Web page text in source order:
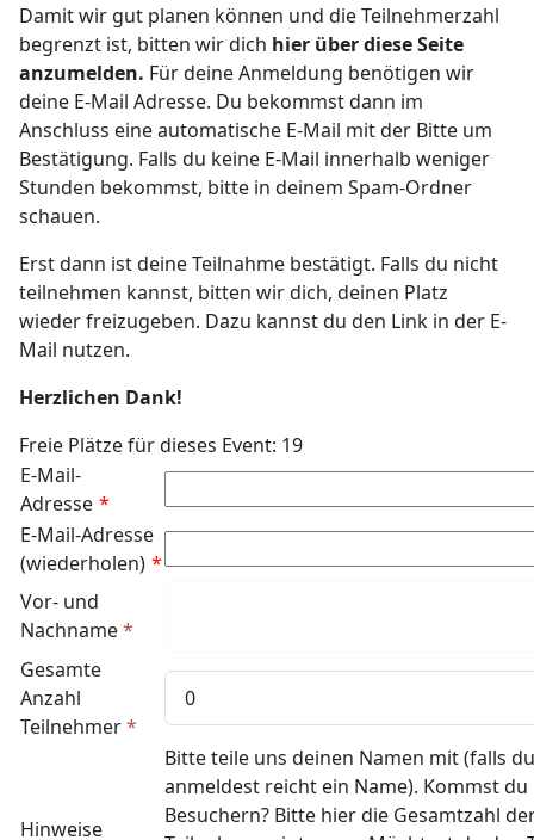
Damit wir gut planen können und die Teilnehmerzahl
begrenzt ist, bitten wir dich hier über diese Seite
anzumelden. Für deine Anmeldung benötigen wir
deine E-Mail Adresse. Du bekommst dann im
Anschluss eine automatische E-Mail mit der Bitte um
Bestätigung. Falls du keine E-Mail innerhalb weniger
Stunden bekommst, bitte in deinem Spam-Ordner
schauen.
Erst dann ist deine Teilnahme bestätigt. Falls du nicht
teilnehmen kannst, bitten wir dich, deinen Platz
wieder freizugeben. Dazu kannst du den Link in der E-
Mail nutzen.
Herzlichen Dank!
Freie Plätze für dieses Event: 19
E-Mail-
Adresse *
E-Mail-Adresse
(wiederholen) *
Vor- und
Nachname*
Gesamte
Anzahl
Teilnehmer*
Hinweise
Bitte teile uns deinen Namen mit (falls
anmeldest reicht ein Name). Kommst
Besuchern? Bitte hier die Gesamtzahl